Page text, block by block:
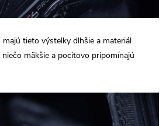
tieto výstelky dlhšie a materiál
mäkšie a pocitovo pripomínajú